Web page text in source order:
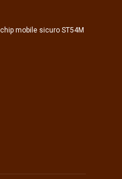
mobile sicuro ST54M